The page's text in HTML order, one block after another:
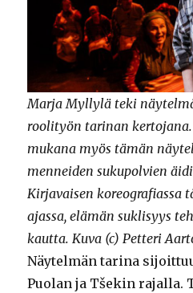
Marja Myllylä teki
roolityön tarinan
mukana myös tämän
menneiden sukupolvien
Kirjavaisen koreografiassa
ajassa, elämän suklisyys
kautta. Kuva (c) Petteri
Näytelmän tarina
Puolan ja Tšekin rajalla.